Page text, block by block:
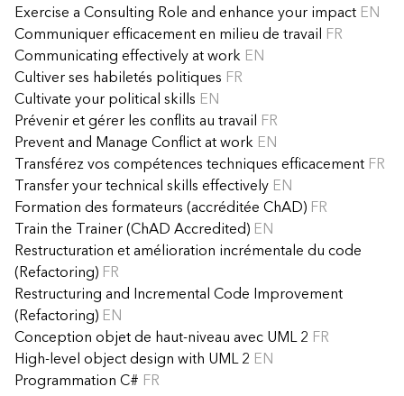
Exercise a Consulting Role and enhance your impact EN
Communiquer efficacement en milieu de travail FR
Communicating effectively at work EN
Cultiver ses habiletés politiques FR
Cultivate your political skills EN
Prévenir et gérer les conflits au travail FR
Prevent and Manage Conflict at work EN
Transférez vos compétences techniques efficacement FR
Transfer your technical skills effectively EN
Formation des formateurs (accréditée ChAD) FR
Train the Trainer (ChAD Accredited) EN
Restructuration et amélioration incrémentale du code
(Refactoring) FR
Restructuring and Incremental Code Improvement
(Refactoring) EN
Conception objet de haut-niveau avec UML 2 FR
High-level object design with UML 2 EN
Programmation C# FR